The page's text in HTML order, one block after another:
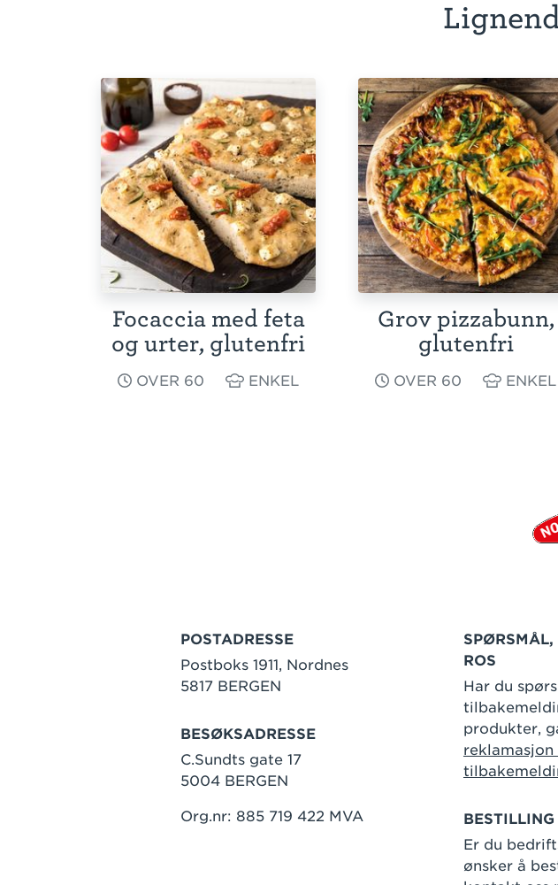
Focaccia med feta
og urter, glutenfri
OVER 60 ENKEL
Grov pizzabunn,
glutenfri
OVER 60 ENKEL
POSTADRESSE
Postboks 1911, Nordnes
5817 BERGEN
BESØKSADRESSE
C.Sundts gate 17
5004 BERGEN
Org.nr: 885 719 422 MVA
SPØRSMÅL,
ROS
Har du
produkter,
reklamasjon
Er du
ønsker å